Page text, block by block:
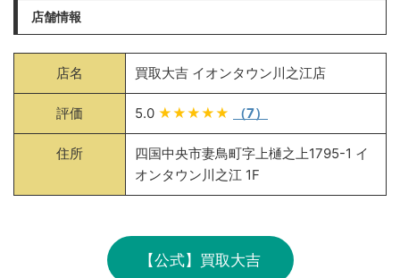
店舗情報
店名 買取大吉 イオンタウン川之江店
評価 5.0 ★★★★★ （7）
住所
四国中央市妻鳥町字上樋之上1795-1 イ
オンタウン川之江 1F
【公式】買取大吉